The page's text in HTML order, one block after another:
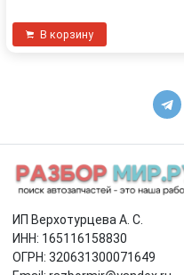
В корзину
ИП Верхотурцева А. С.
ИНН: 165116158830
ОГРН: 320631300071649